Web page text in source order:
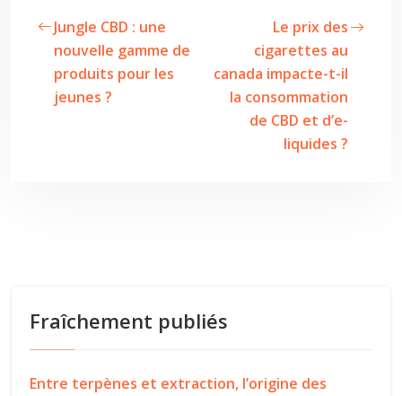
Jungle CBD : une
nouvelle gamme de
produits pour les
jeunes ?
Le prix des
cigarettes au
canada impacte-t-il
la consommation
de CBD et d’e-
liquides ?
Fraîchement publiés
Entre terpènes et extraction, l’origine des